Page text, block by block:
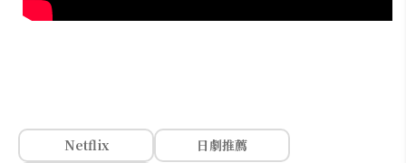
Netflix
日劇推薦